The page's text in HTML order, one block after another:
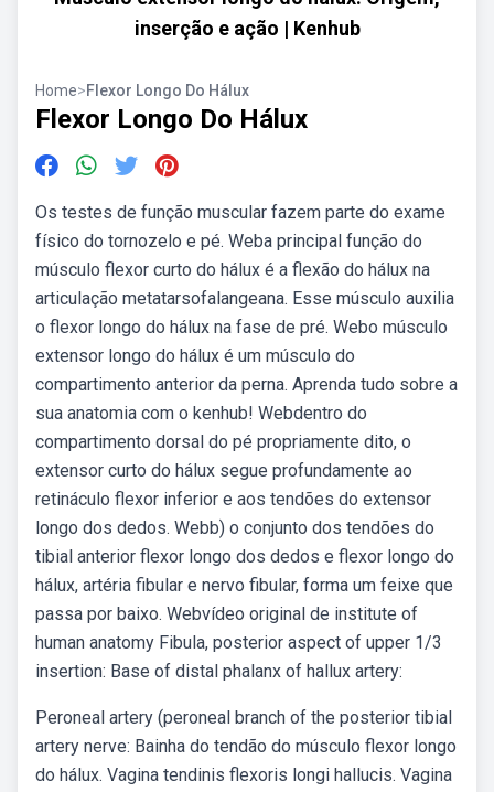
inserção e ação | Kenhub
Home>Flexor Longo Do Hálux
Flexor Longo Do Hálux
Os testes de função muscular fazem parte do exame
físico do tornozelo e pé. Weba principal função do
músculo flexor curto do hálux é a flexão do hálux na
articulação metatarsofalangeana. Esse músculo auxilia
o flexor longo do hálux na fase de pré. Webo músculo
extensor longo do hálux é um músculo do
compartimento anterior da perna. Aprenda tudo sobre a
sua anatomia com o kenhub! Webdentro do
compartimento dorsal do pé propriamente dito, o
extensor curto do hálux segue profundamente ao
retináculo flexor inferior e aos tendões do extensor
longo dos dedos. Webb) o conjunto dos tendões do
tibial anterior flexor longo dos dedos e flexor longo do
hálux, artéria fibular e nervo fibular, forma um feixe que
passa por baixo. Webvídeo original de institute of
human anatomy Fibula, posterior aspect of upper 1/3
insertion: Base of distal phalanx of hallux artery:
Peroneal artery (peroneal branch of the posterior tibial
artery nerve: Bainha do tendão do músculo flexor longo
do hálux. Vagina tendinis flexoris longi hallucis. Vagina